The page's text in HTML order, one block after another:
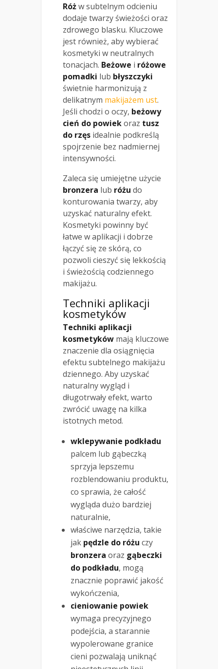
Różw subtelnym odcieniu
dodaje twarzy świeżości oraz
zdrowego blasku. Kluczowe
jest również, aby wybierać
kosmetyki w neutralnych
tonacjach. Beżowe i różowe
pomadki lub błyszczyki
świetnie harmonizują z
delikatnym makijażem ust.
Jeśli chodzi o oczy, beżowy
cień do powiekoraz tusz
do rzęs idealnie podkreślą
spojrzenie bez nadmiernej
intensywności.
Zaleca się umiejętne użycie
bronzera lub różu do
konturowania twarzy, aby
uzyskać naturalny efekt.
Kosmetyki powinny być
łatwe w aplikacji i dobrze
łączyć się ze skórą, co
pozwoli cieszyć się lekkością
i świeżością codziennego
makijażu.
Techniki aplikacji
kosmetyków
Techniki aplikacji
kosmetyków mają kluczowe
znaczenie dla osiągnięcia
efektu subtelnego makijażu
dziennego. Aby uzyskać
naturalny wygląd i
długotrwały efekt, warto
zwrócić uwagę na kilka
istotnych metod.
wklepywanie podkładu
palcem lub gąbeczką
sprzyja lepszemu
rozblendowaniu produktu,
co sprawia, że całość
wygląda dużo bardziej
naturalnie,
właściwe narzędzia, takie
jak pędzle do różu czy
bronzera oraz gąbeczki
do podkładu, mogą
znacznie poprawić jakość
wykończenia,
cieniowanie powiek
wymaga precyzyjnego
podejścia, a starannie
wypolerowane granice
cieni pozwalają uniknąć